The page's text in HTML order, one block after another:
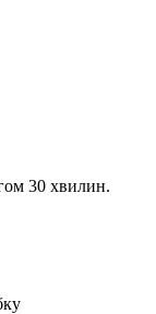
30 хвилин.